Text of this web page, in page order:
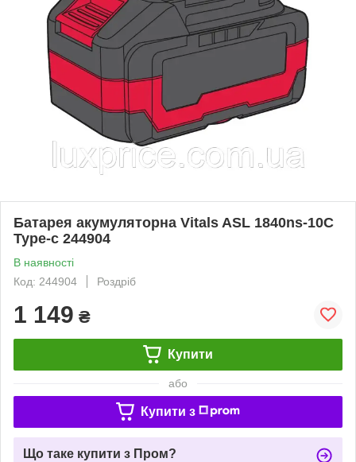
Батарея акумуляторна Vitals ASL 1840ns-10С
Type-c 244904
В наявності
Код: 244904
Роздріб
1 149 ₴
Купити
або
Купити з
Що таке купити з Пром?